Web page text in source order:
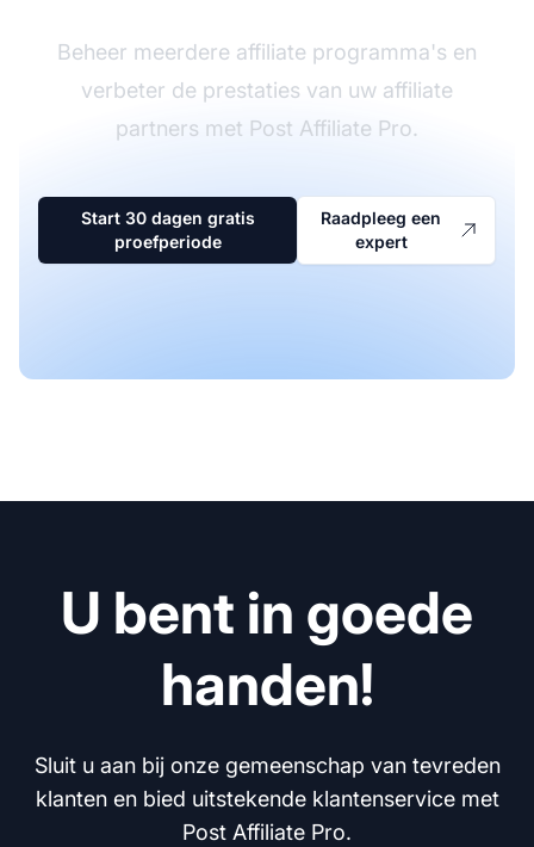
Beheer meerdere affiliate programma's en
verbeter de prestaties van uw affiliate
partners met Post Affiliate Pro.
Start 30 dagen gratis
proefperiode
Raadpleeg een
expert
U bent in goede
handen!
Sluit u aan bij onze gemeenschap van tevreden
klanten en bied uitstekende klantenservice met
Post Affiliate Pro.